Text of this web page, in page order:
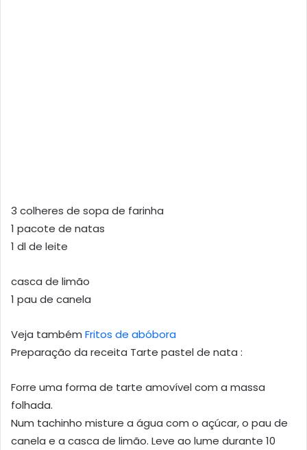
3 colheres de sopa de farinha
1 pacote de natas
1 dl de leite
casca de limão
1 pau de canela
Veja também Fritos de abóbora
Preparação da receita Tarte pastel de nata :
Forre uma forma de tarte amovível com a massa
folhada.
Num tachinho misture a água com o açúcar, o pau de
canela e a casca de limão. Leve ao lume durante 10